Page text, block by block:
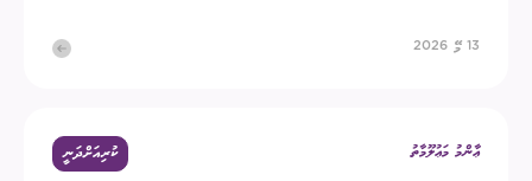
13 މޭ 2026
ޢާންމު މަޢުލޫމާތު ކުރިއަށްދަނީ